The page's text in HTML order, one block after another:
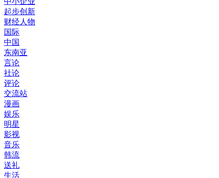
起步创新
财经人物
国际
中国
东南亚
言论
社论
评论
交流站
漫画
娱乐
明星
影视
音乐
韩流
送礼
生活